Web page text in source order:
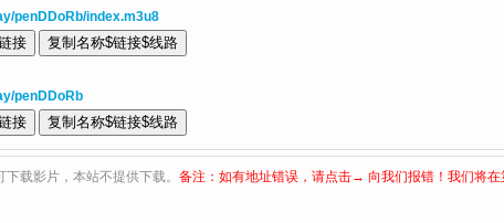
penDDoRb/index.m3u8
penDDoRb
载影片，本站不提供下载。 备注：如有地址错误，请点击→ 向我们报错！我们将在